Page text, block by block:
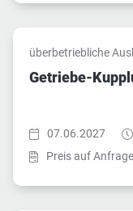
überbetriebliche
Getriebe-
Startzeit:
07.06.2027
Preis auf Anfrage